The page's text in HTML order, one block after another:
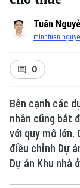
Xu hướng
Tuấn
0
Bên cạnh các
nhân cũng bắt
với quy mô lớn.
điều chỉnh Dự
Dự án Khu nhà